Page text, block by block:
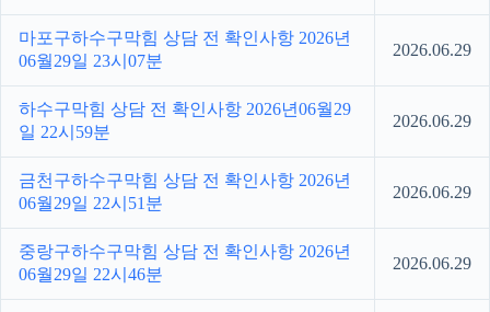
마포구하수구막힘 상담 전 확인사항 2026년
06월29일 23시07분
2026.06.29
하수구막힘 상담 전 확인사항 2026년06월29
일 22시59분
2026.06.29
금천구하수구막힘 상담 전 확인사항 2026년
06월29일 22시51분
2026.06.29
중랑구하수구막힘 상담 전 확인사항 2026년
06월29일 22시46분
2026.06.29